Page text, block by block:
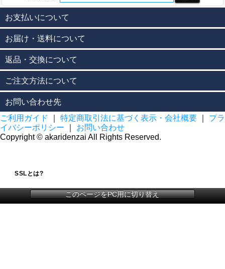
お支払いについて
お届け・送料について
返品・交換について
ご注文方法について
お問い合わせ先
ご利用ガイド
特定商取引法に基づく表示・会社概要
プラ
イバシーポリシー
お問い合わせ
Copyright © akaridenzai All Rights Reserved.
SSLとは?
このページをPC用に切り替え